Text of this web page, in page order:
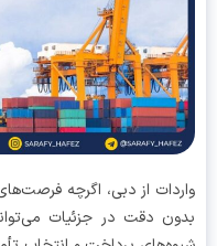
از دبی، اگرچه فرصت‌های
دقت در جزئیات می‌تواند